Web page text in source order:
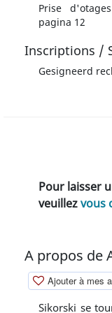
Prise
pagina 12
Inscriptions /
Gesigneerd
Pour laisser
veuillezvous
A propos de
Ajouter à mes
Sikorski se